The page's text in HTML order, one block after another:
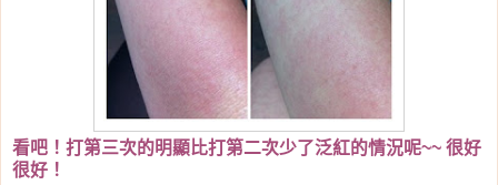
看吧！打第三次的明顯比打第二次少了泛紅的情況呢~~ 很好
很好！